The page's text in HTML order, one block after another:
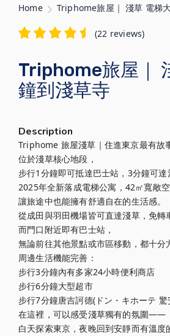
Home Triphome旅屋｜ 淺草 電梯
(22 reviews)
Triphome旅屋｜
鐘到淺草寺
Description
Triphome 旅屋淺草｜住進東京最有故
位於淺草核心地段，
步行1分鐘即可抵達巴士站，3分鐘可達
2025年全新落成電梯公寓，42㎡寬敞空
讓旅途中也能擁有舒適自在的生活感。
從成田與羽田機場皆可直達淺草，免轉
而門口附近即有巴士站，
無論前往其他景點或市區移動，都十分
周邊生活機能完善：
步行3分鐘內有多家24小時便利商店
步行6分鐘大型超市
步行7分鐘唐吉訶德(ドン・キホーテ 驚
在這裡，可以感受淺草獨有的氛圍——
白天探索東京，夜晚回到安靜而有溫度